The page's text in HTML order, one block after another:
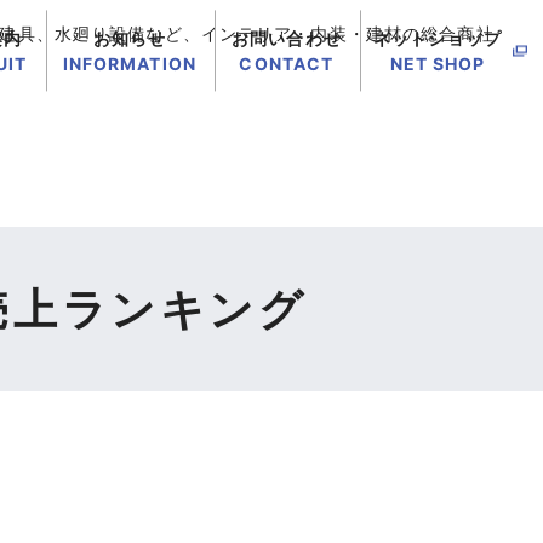
具、水廻り設備など、インテリア・内装・建材の総合商社
内
お知らせ
INFORMATION
お問い合わせ
CONTACT
ネットショップ
NET SHOP
ランキング